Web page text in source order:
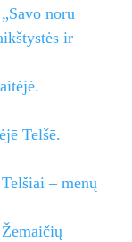
noru
ir
Telšē.
– menų